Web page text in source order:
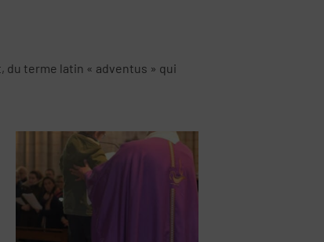
du terme latin « adventus » qui